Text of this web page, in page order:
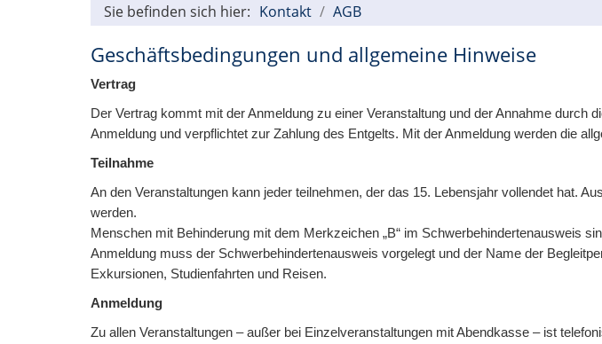
Sie befinden sich hier: Kontakt AGB
Geschäftsbedingungen und allgemeine Hinweise
Vertrag
Der Vertrag kommt mit der Anmeldung zu einer Veranstaltung und der Annahme durch
Anmeldung und verpflichtet zur Zahlung des Entgelts. Mit der Anmeldung werden die
Teilnahme
An den Veranstaltungen kann jeder teilnehmen, der das 15. Lebensjahr vollendet hat.
werden.
Menschen mit Behinderung mit dem Merkzeichen „B“ im Schwerbehindertenausweis
Anmeldung muss der Schwerbehindertenausweis vorgelegt und der Name der
Exkursionen, Studienfahrten und Reisen.
Anmeldung
Zu allen Veranstaltungen – außer bei Einzelveranstaltungen mit Abendkasse – ist